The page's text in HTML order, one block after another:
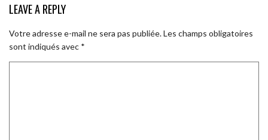
LEAVE A REPLY
Votre adresse e-mail ne sera pas publiée.Les champs obligatoires
sont indiqués avec *